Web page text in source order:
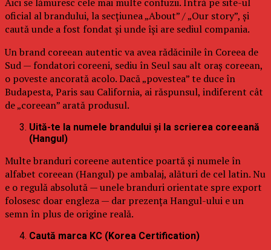
oficial al brandului, la secțiunea „About” / „Our story”, și
caută unde a fost fondat și unde își are sediul compania.
Un brand coreean autentic va avea rădăcinile în Coreea de
Sud — fondatori coreeni, sediu în Seul sau alt oraș coreean,
o poveste ancorată acolo. Dacă „povestea” te duce în
Budapesta, Paris sau California, ai răspunsul, indiferent cât
de „coreean” arată produsul.
Uită-te la numele brandului și la scrierea coreeană
(Hangul)
Multe branduri coreene autentice poartă și numele în
alfabet coreean (Hangul) pe ambalaj, alături de cel latin. Nu
e o regulă absolută — unele branduri orientate spre export
folosesc doar engleza — dar prezența Hangul-ului e un
semn în plus de origine reală.
Caută marca KC (Korea Certification)